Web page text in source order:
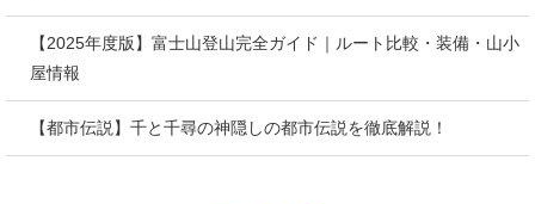
【2025年度版】富士山登山完全ガイド｜ルート比較・装備・山小
屋情報
【都市伝説】千と千尋の神隠しの都市伝説を徹底解説！